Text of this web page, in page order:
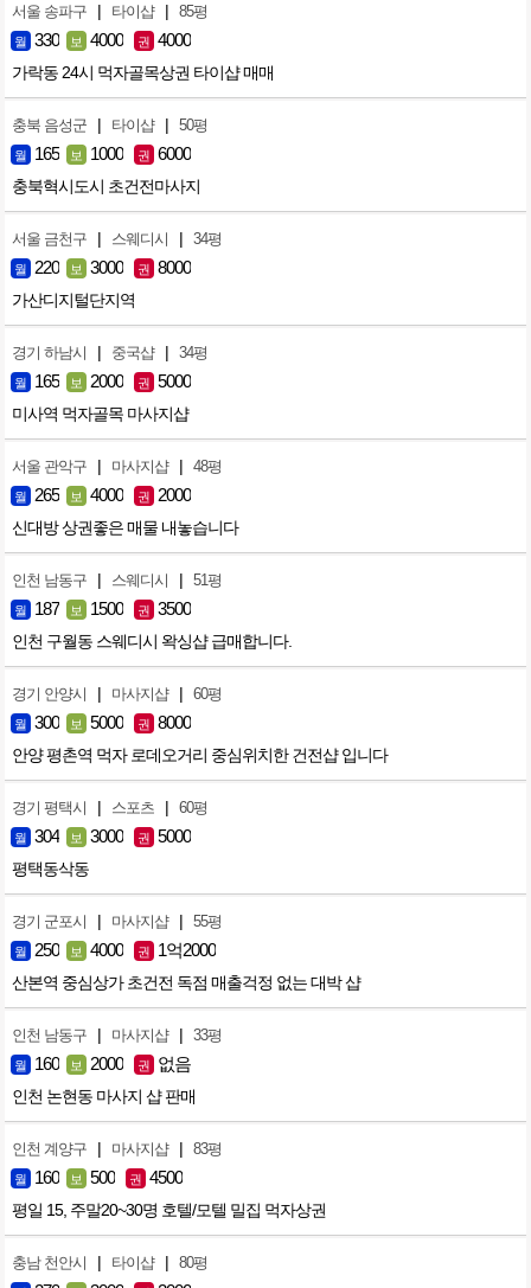
서울 송파구 | 타이샵 | 85평
월 330 보 4000 권 4000
가락동 24시 먹자골목상권 타이샵 매매
충북 음성군 | 타이샵 | 50평
월 165 보 1000 권 6000
충북혁시도시 초건전마사지
서울 금천구 | 스웨디시 | 34평
월 220 보 3000 권 8000
가산디지털단지역
경기 하남시 | 중국샵 | 34평
월 165 보 2000 권 5000
미사역 먹자골목 마사지샵
서울 관악구 | 마사지샵 | 48평
월 265 보 4000 권 2000
신대방 상권좋은 매물 내놓습니다
인천 남동구 | 스웨디시 | 51평
월 187 보 1500 권 3500
인천 구월동 스웨디시 왁싱샵 급매합니다.
경기 안양시 | 마사지샵 | 60평
월 300 보 5000 권 8000
안양 평촌역 먹자 로데오거리 중심위치한 건전샵 입니다
경기 평택시 | 스포츠 | 60평
월 304 보 3000 권 5000
평택동삭동
경기 군포시 | 마사지샵 | 55평
월 250 보 4000 권 1억2000
산본역 중심상가 초건전 독점 매출걱정 없는 대박 샵
인천 남동구 | 마사지샵 | 33평
월 160 보 2000 권 없음
인천 논현동 마사지 샵 판매
인천 계양구 | 마사지샵 | 83평
월 160 보 500 권 4500
평일 15, 주말20~30명 호텔/모텔 밀집 먹자상권
충남 천안시 | 타이샵 | 80평